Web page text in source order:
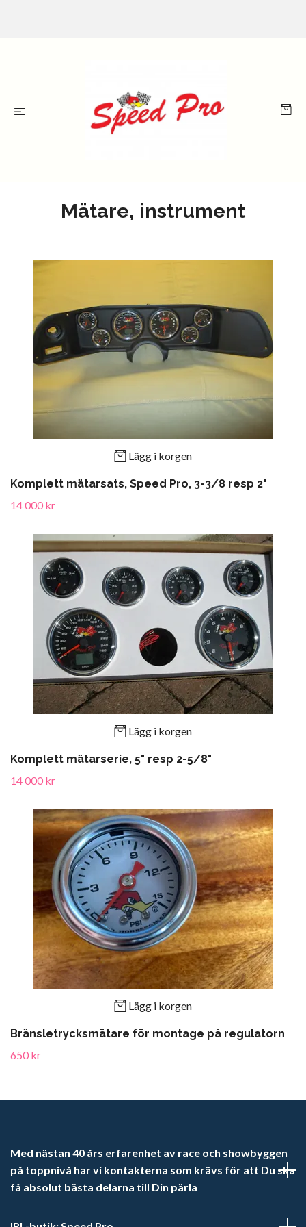
Mätare, instrument
Lägg i korgen
Komplett mätarsats, Speed Pro, 3-3/8 resp 2"
14 000 kr
Lägg i korgen
Komplett mätarserie, 5" resp 2-5/8"
14 000 kr
Lägg i korgen
Bränsletrycksmätare för montage på regulatorn
650 kr
Med nästan 40 års erfarenhet av race och showbyggen
på toppnivå har vi kontakterna som krävs för att Du ska
få absolut bästa delarna till Din pärla